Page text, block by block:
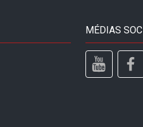
MÉDIAS